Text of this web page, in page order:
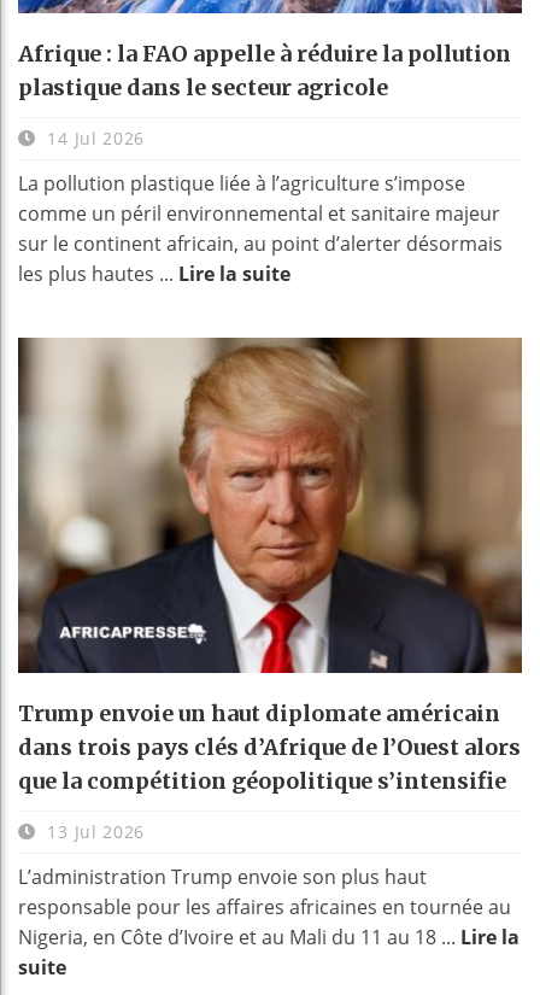
Afrique : la FAO appelle à réduire la pollution
plastique dans le secteur agricole
14 Jul 2026
La pollution plastique liée à l’agriculture s’impose
comme un péril environnemental et sanitaire majeur
sur le continent africain, au point d’alerter désormais
les plus hautes ... Lire la suite
Trump envoie un haut diplomate américain
dans trois pays clés d’Afrique de l’Ouest alors
que la compétition géopolitique s’intensifie
13 Jul 2026
L’administration Trump envoie son plus haut
responsable pour les affaires africaines en tournée au
Nigeria, en Côte d’Ivoire et au Mali du 11 au 18 ... Lire la
suite